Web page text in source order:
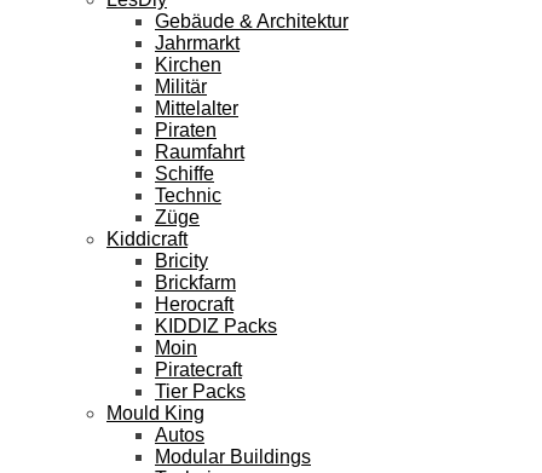
Gebäude & Architektur
Jahrmarkt
Kirchen
Militär
Mittelalter
Piraten
Raumfahrt
Schiffe
Technic
Züge
Kiddicraft
Bricity
Brickfarm
Herocraft
KIDDIZ Packs
Moin
Piratecraft
Tier Packs
Mould King
Autos
Modular Buildings